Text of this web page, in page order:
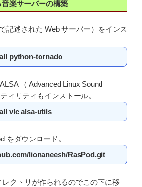
楽サーバーの構築
記述された Web サーバー）をインス
python-tornado
（ Advanced Linux Sound
ィリティもインストール。
vlc alsa-utils
をダウンロード。
lionaneesh/RasPod.git
クトリが作られるのでこの下に移